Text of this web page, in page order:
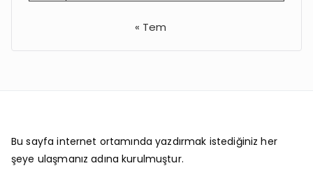
« Tem
Bu sayfa internet ortamında yazdırmak istediğiniz her
şeye ulaşmanız adına kurulmuştur.